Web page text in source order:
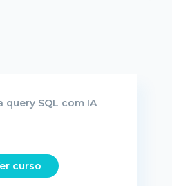
query SQL com IA
curso